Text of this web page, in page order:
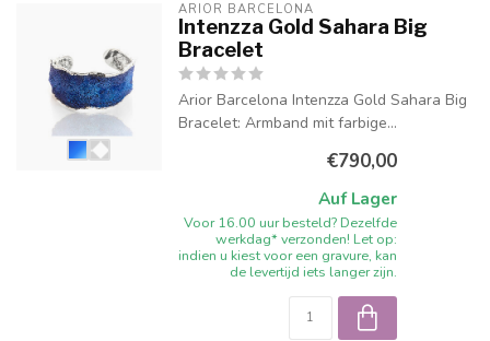
ARIOR BARCELONA
Intenzza Gold Sahara Big
Bracelet
Arior Barcelona Intenzza Gold Sahara Big
Bracelet: Armband mit farbige...
€790,00
Auf Lager
Voor 16.00 uur besteld? Dezelfde
werkdag* verzonden! Let op:
indien u kiest voor een gravure, kan
de levertijd iets langer zijn.